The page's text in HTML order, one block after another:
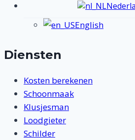
English
Diensten
Kosten berekenen
Schoonmaak
Klusjesman
Loodgieter
Schilder